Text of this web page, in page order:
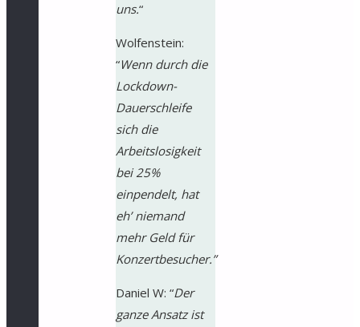
uns.“
Wolfenstein:
“Wenn durch die
Lockdown-
Dauerschleife
sich die
Arbeitslosigkeit
bei 25%
einpendelt, hat
eh’ niemand
mehr Geld für
Konzertbesucher.”
Daniel W: “Der
ganze Ansatz ist